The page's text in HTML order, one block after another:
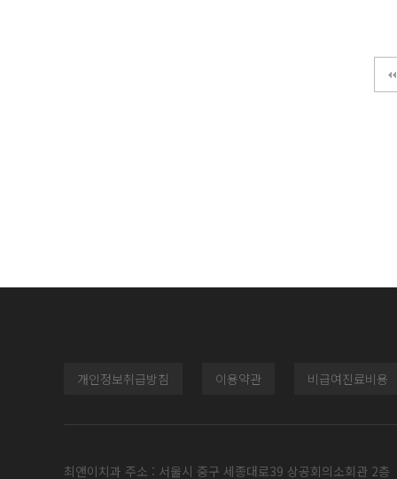
개인정보취급방침 이용약관 비급여진료비용
최앤이치과 주소 : 서울시 중구 세종대로39 상공회의소회관 2층